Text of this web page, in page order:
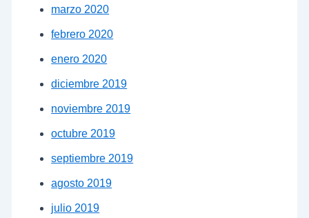
marzo 2020
febrero 2020
enero 2020
diciembre 2019
noviembre 2019
octubre 2019
septiembre 2019
agosto 2019
julio 2019